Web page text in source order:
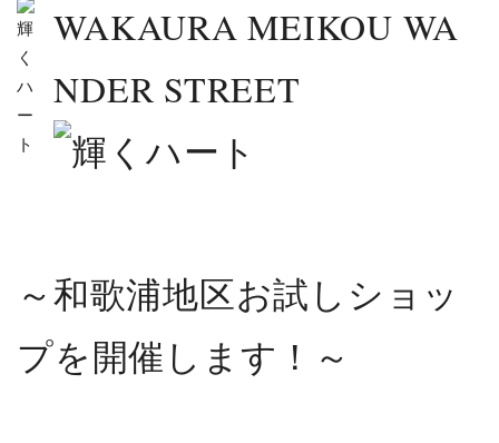
WAKAURA MEIKOU WA
NDER STREET
～和歌浦地区お試しショッ
プを開催します！～